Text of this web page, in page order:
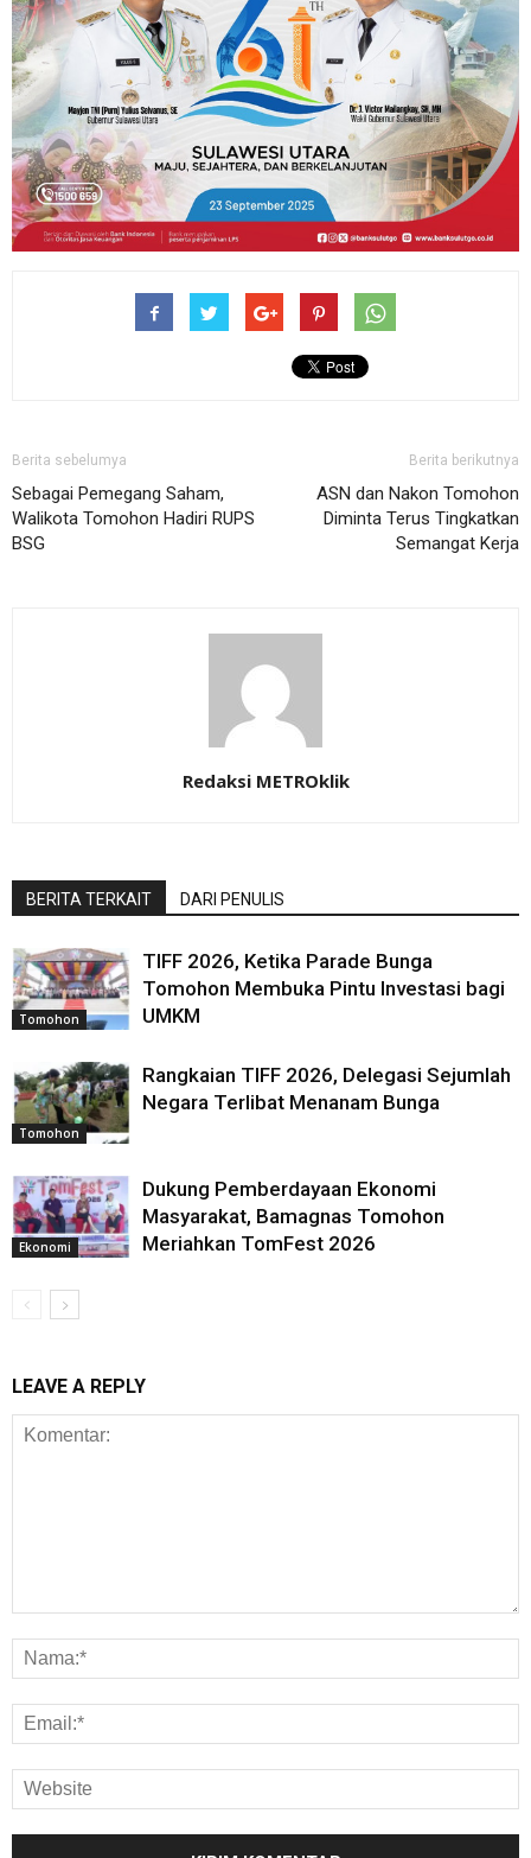
Berita sebelumya
Sebagai Pemegang Saham,
Walikota Tomohon Hadiri RUPS
BSG
Berita berikutnya
ASN dan Nakon Tomohon
Diminta Terus Tingkatkan
Semangat Kerja
Redaksi METROklik
BERITA TERKAIT DARI PENULIS
Tomohon
TIFF 2026, Ketika Parade Bunga
Tomohon Membuka Pintu Investasi bagi
UMKM
Tomohon
Rangkaian TIFF 2026, Delegasi Sejumlah
Negara Terlibat Menanam Bunga
Ekonomi
Dukung Pemberdayaan Ekonomi
Masyarakat, Bamagnas Tomohon
Meriahkan TomFest 2026
LEAVE A REPLY